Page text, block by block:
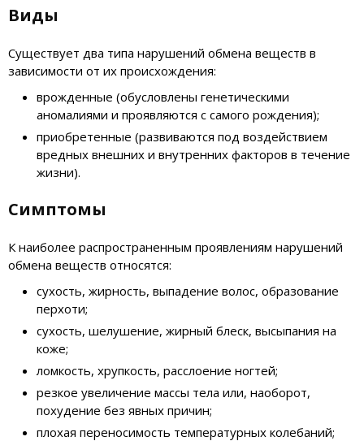
Виды
Существует два типа нарушений обмена веществ в
зависимости от их происхождения:
врожденные (обусловлены генетическими
аномалиями и проявляются с самого рождения);
приобретенные (развиваются под воздействием
вредных внешних и внутренних факторов в течение
жизни).
Симптомы
К наиболее распространенным проявлениям нарушений
обмена веществ относятся:
сухость, жирность, выпадение волос, образование
перхоти;
сухость, шелушение, жирный блеск, высыпания на
коже;
ломкость, хрупкость, расслоение ногтей;
резкое увеличение массы тела или, наоборот,
похудение без явных причин;
плохая переносимость температурных колебаний;